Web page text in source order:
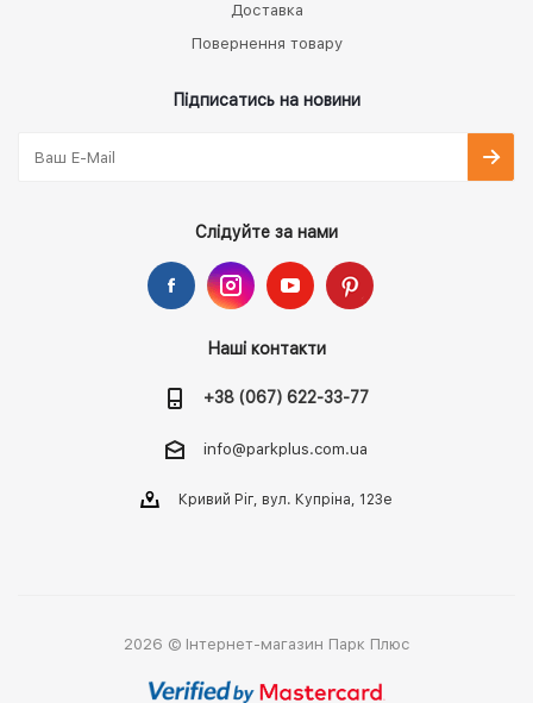
Доставка
Повернення товару
Підписатись на новини
Слідуйте за нами
Наші контакти
+38 (067) 622-33-77
info@parkplus.com.ua
Кривий Ріг, вул. Купріна, 123е
2026 © Інтернет-магазин Парк Плюс